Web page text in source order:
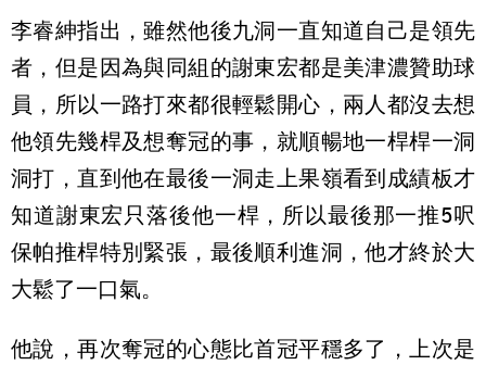
李睿紳指出，雖然他後九洞一直知道自己是領先
者，但是因為與同組的謝東宏都是美津濃贊助球
員，所以一路打來都很輕鬆開心，兩人都沒去想
他領先幾桿及想奪冠的事，就順暢地一桿桿一洞
洞打，直到他在最後一洞走上果嶺看到成績板才
知道謝東宏只落後他一桿，所以最後那一推5呎
保帕推桿特別緊張，最後順利進洞，他才終於大
大鬆了一口氣。
他說，再次奪冠的心態比首冠平穩多了，上次是